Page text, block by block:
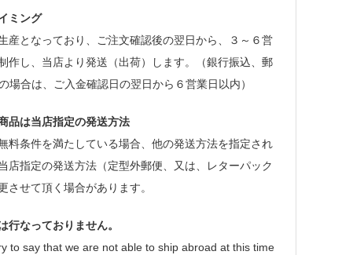
ミング
産となっており、ご注文確認後の翌日から、３～６営
作し、当店より発送（出荷）します。（銀行振込、郵
場合は、ご入金確認日の翌日から６営業日以内）
品は当店指定の発送方法
料条件を満たしている場合、他の発送方法を指定され
店指定の発送方法（定型外郵便、又は、レターパック
させて頂く場合があります。
行なっておりません。
to say that we are not able to ship abroad at this time